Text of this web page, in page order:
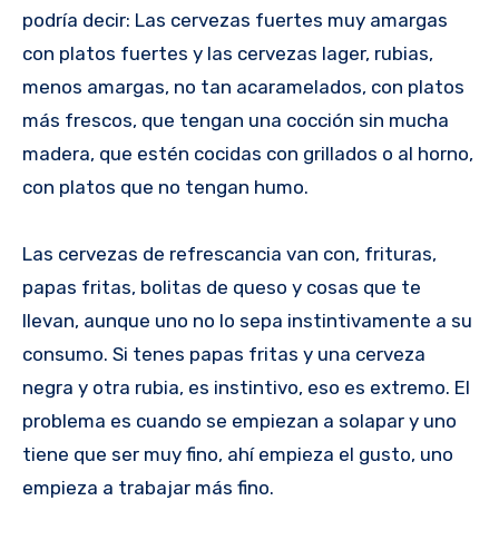
podría decir: Las cervezas fuertes muy amargas
con platos fuertes y las cervezas lager, rubias,
menos amargas, no tan acaramelados, con platos
más frescos, que tengan una cocción sin mucha
madera, que estén cocidas con grillados o al horno,
con platos que no tengan humo.
Las cervezas de refrescancia van con, frituras,
papas fritas, bolitas de queso y cosas que te
llevan, aunque uno no lo sepa instintivamente a su
consumo. Si tenes papas fritas y una cerveza
negra y otra rubia, es instintivo, eso es extremo. El
problema es cuando se empiezan a solapar y uno
tiene que ser muy fino, ahí empieza el gusto, uno
empieza a trabajar más fino.